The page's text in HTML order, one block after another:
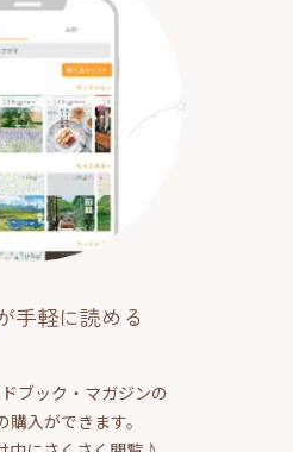
手軽に読める
ブック・マガジンの
購入ができます。